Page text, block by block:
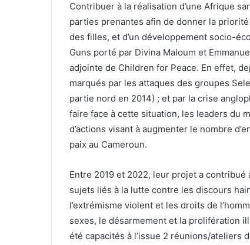
Contribuer à la réalisation d’une Afrique
parties prenantes afin de donner la
des filles, et d’un développement socio-
Guns porté par Divina Maloum et
adjointe de Children for Peace. En effet,
marqués par les attaques des groupes
partie nord en 2014) ; et par la crise
faire face à cette situation, les leaders du
d’actions visant à augmenter le nombre
paix au Cameroun.
Entre 2019 et 2022, leur projet a contribué
sujets liés à la lutte contre les discours
l’extrémisme violent et les droits de
sexes, le désarmement et la prolifération
été capacités à l’issue 2 réunions/ateliers